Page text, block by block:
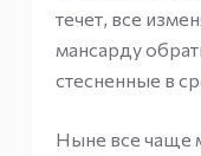
течет, все
мансарду
стесненные в
Ныне все чаще